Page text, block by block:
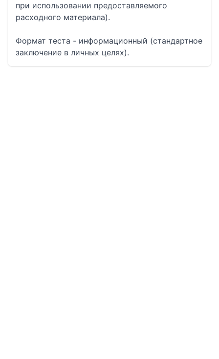
при использовании предоставляемого
расходного материала).
Формат теста - информационный (стандартное
заключение в личных целях).